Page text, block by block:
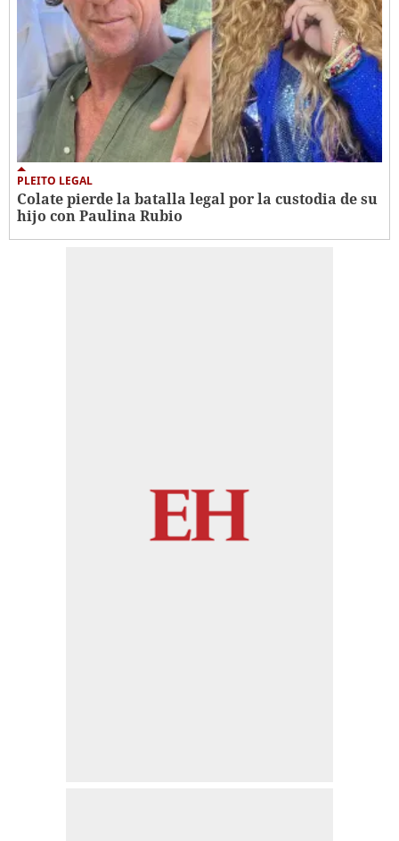
PLEITO LEGAL
Colate pierde la batalla legal por la custodia de su
hijo con Paulina Rubio